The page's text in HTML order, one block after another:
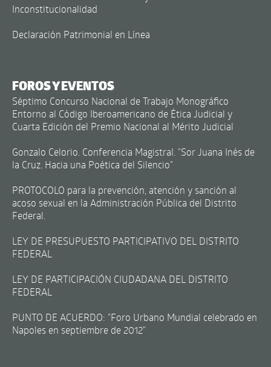
Inconstitucionalidad
Declaración Patrimonial en Línea
FOROS Y EVENTOS
Séptimo Concurso Nacional de Trabajo Monográfico
Entorno al Código Iberoamericano de Ética Judicial y
Cuarta Edición del Premio Nacional al Mérito Judicial
Gonzalo Celorio. Conferencia Magistral. "Sor Juana Inés de
la Cruz. Hacia una Poética del Silencio"
PROTOCOLO para la prevención, atención y sanción al
acoso sexual en la Administración Pública del Distrito
Federal.
LEY DE PRESUPUESTO PARTICIPATIVO DEL DISTRITO
FEDERAL
LEY DE PARTICIPACIÓN CIUDADANA DEL DISTRITO
FEDERAL
PUNTO DE ACUERDO: "Foro Urbano Mundial celebrado en
Napoles en septiembre de 2012"